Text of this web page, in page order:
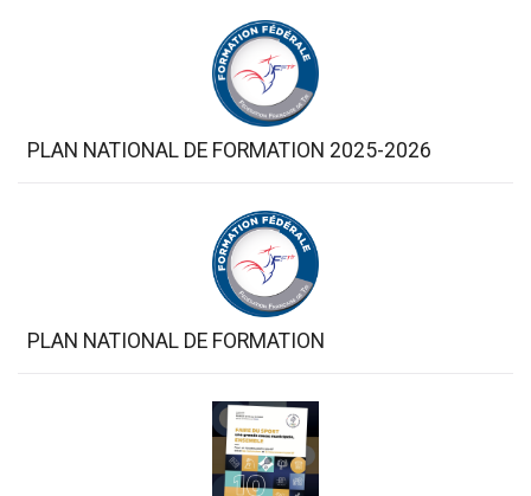
PLAN NATIONAL DE FORMATION 2025-2026
PLAN NATIONAL DE FORMATION